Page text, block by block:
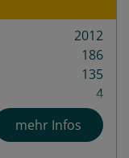
2012
186
135
4
mehr Infos